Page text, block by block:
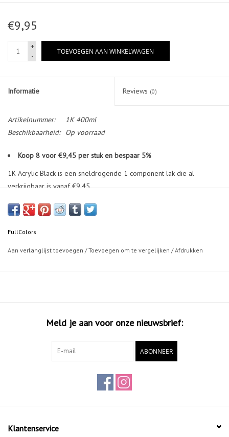
€9,95
+
-
TOEVOEGEN AAN WINKELWAGEN
Informatie Reviews (0)
Artikelnummer:
1K 400ml
Beschikbaarheid:
Op voorraad
Koop 8 voor €9,45 per stuk en bespaar 5%
1K Acrylic Black is een sneldrogende 1 component lak die al
verkrijgbaar is vanaf €9,45
Uitstekende dekkingskracht
Permanente acryl-lak
FullColors
Aan verlanglijst toevoegen /Toevoegen om te vergelijken /Afdrukken
Meld je aan voor onze nieuwsbrief:
ABONNEER
Klantenservice